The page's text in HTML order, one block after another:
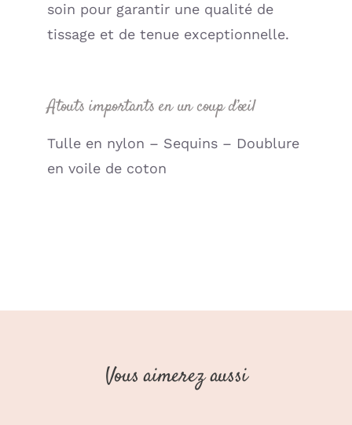
soin pour garantir une qualité de
tissage et de tenue exceptionnelle.
Atouts importants en un coup d’œil
Tulle en nylon – Sequins – Doublure
en voile de coton
Vous aimerez aussi